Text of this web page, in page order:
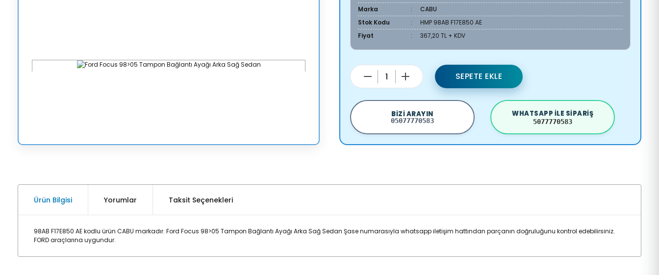
Marka
CABU
Stok Kodu
HMP 98AB F17E850 AE
Fiyat
367,20 TL + KDV
SEPETE EKLE
BIZI ARAYIN
05077770583
WHATSAPP ILE SIPARIŞ
5077770583
Ürün Bilgisi Yorumlar Taksit Seçenekleri
98AB F17E850 AE kodlu ürün CABU markadır. Ford Focus 98>05 Tampon Bağlantı Ayağı Arka Sağ Sedan Şase numarasıyla whatsapp iletişim hattından parçanın doğruluğunu kontrol edebilirsiniz.
FORD araçlarına uygundur.